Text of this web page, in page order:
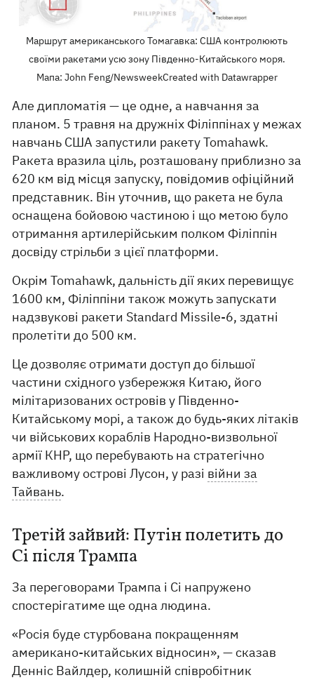
Маршрут американського Томагавка: США контролюють
своїми ракетами усю зону Південно-Китайського моря.
Мапа: John Feng/NewsweekCreated with Datawrapper
Але дипломатія — це одне, а навчання за
планом. 5 травня на дружніх Філіппінах у межах
навчань США запустили ракету Tomahawk.
Ракета вразила ціль, розташовану приблизно за
620 км від місця запуску, повідомив офіційний
представник. Він уточнив, що ракета не була
оснащена бойовою частиною і що метою було
отримання артилерійським полком Філіппін
досвіду стрільби з цієї платформи.
Окрім Tomahawk, дальність дії яких перевищує
1600 км, Філіппіни також можуть запускати
надзвукові ракети Standard Missile-6, здатні
пролетіти до 500 км.
Це дозволяє отримати доступ до більшої
частини східного узбережжя Китаю, його
мілітаризованих островів у Південно-
Китайському морі, а також до будь-яких літаків
чи військових кораблів Народно-визвольної
армії КНР, що перебувають на стратегічно
важливому острові Лусон, у разі війни за
Тайвань.
Третій зайвий: Путін полетить до
Сі після Трампа
За переговорами Трампа і Сі напружено
спостерігатиме ще одна людина.
«Росія буде стурбована покращенням
американо-китайських відносин», — сказав
Денніс Вайлдер, колишній співробітник